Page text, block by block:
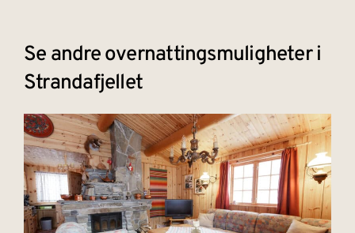
Se andre overnattingsmuligheter i
Strandafjellet